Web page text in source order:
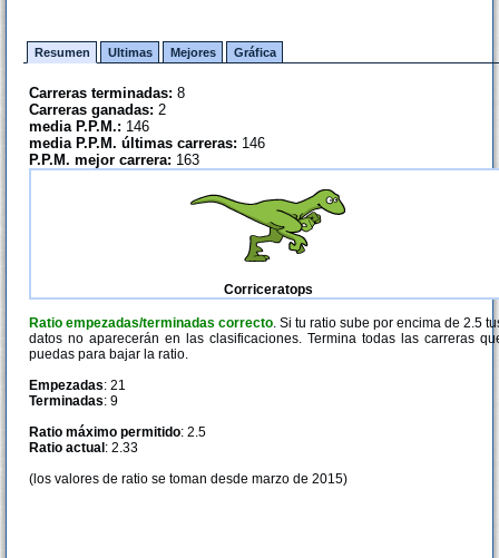
Resumen Ultimas Mejores Gráfica
Carreras terminadas: 8
Carreras ganadas: 2
media P.P.M.: 146
media P.P.M. últimas carreras: 146
P.P.M. mejor carrera: 163
Corriceratops
Ratio empezadas/terminadas correcto. Si tu ratio sube por encima de 2.5
datos no aparecerán en las clasificaciones. Termina todas las carreras
puedas para bajar la ratio.
Empezadas: 21
Terminadas: 9
Ratio máximo permitido: 2.5
Ratio actual : 2.33
(los valores de ratio se toman desde marzo de 2015)